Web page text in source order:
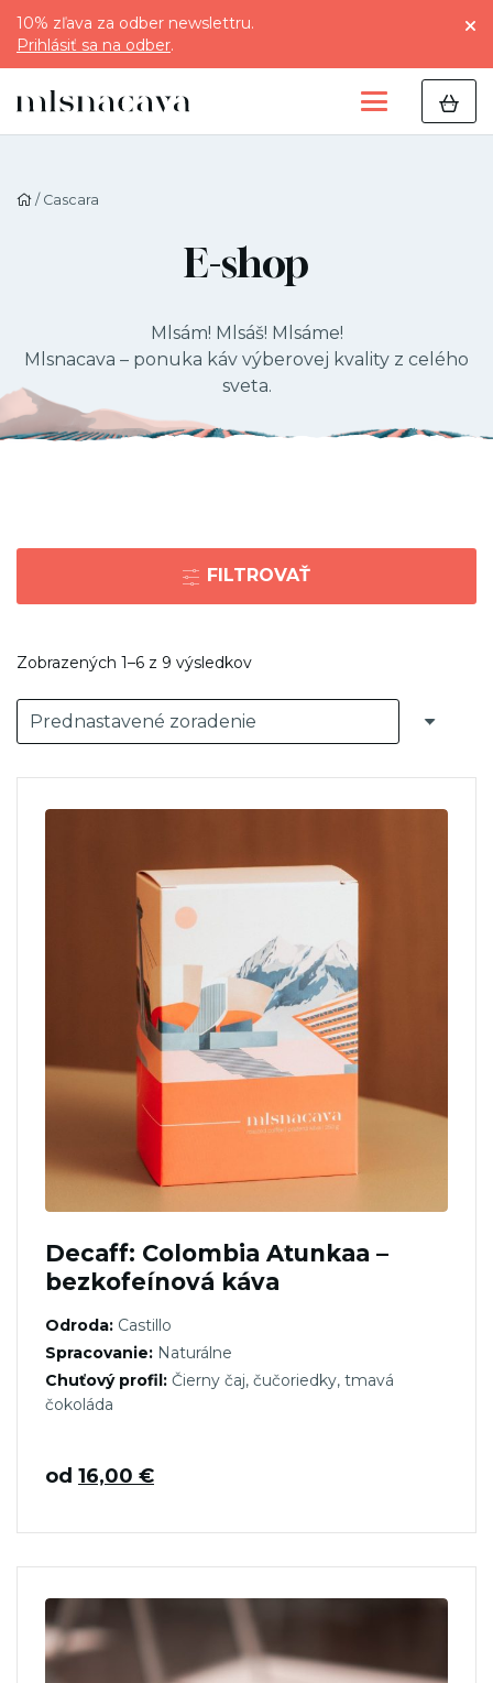
10% zľava za odber newslettru.
Prihlásiť sa na odber.
/ Cascara
E-shop
Mlsám! Mlsáš! Mlsáme!
Mlsnacava – ponuka káv výberovej kvality z celého
sveta.
FILTROVAŤ
Zobrazených 1–6 z 9 výsledkov
Decaff: Colombia Atunkaa –
bezkofeínová káva
Odroda: Castillo
Spracovanie: Naturálne
Chuťový profil: Čierny čaj, čučoriedky, tmavá
čokoláda
od 16,00 €